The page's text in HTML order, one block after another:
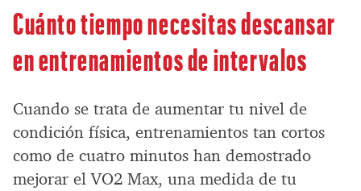
Cuánto tiempo necesitas descansar
en entrenamientos de intervalos
Cuando se trata de aumentar tu nivel de
condición física, entrenamientos tan cortos
como de cuatro minutos han demostrado
mejorar el VO2 Max, una medida de tu